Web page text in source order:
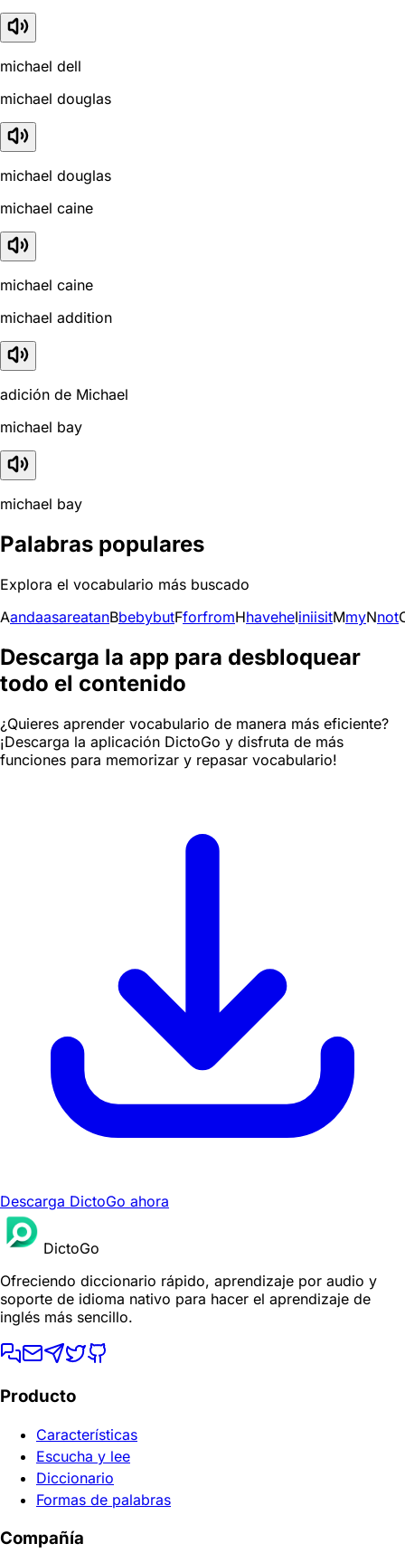
michael dell
michael douglas
michael douglas
michael caine
michael caine
michael addition
adición de Michael
michael bay
michael bay
Palabras populares
Explora el vocabulario más buscado
AandaasareatanBbebybutFforfromHhaveheIiniisitMmyNnot
Descarga la app para desbloquear
todo el contenido
¿Quieres aprender vocabulario de manera más eficiente?
¡Descarga la aplicación DictoGo y disfruta de más
funciones para memorizar y repasar vocabulario!
Descarga DictoGo ahora
DictoGo
Ofreciendo diccionario rápido, aprendizaje por audio y
soporte de idioma nativo para hacer el aprendizaje de
inglés más sencillo.
Producto
Características
Escucha y lee
Diccionario
Formas de palabras
Compañía